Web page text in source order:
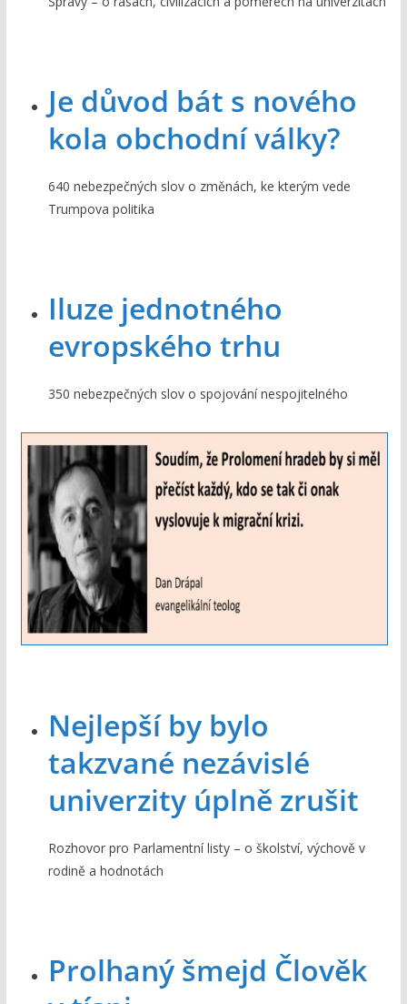
Je důvod bát s nového
kola obchodní války?
640 nebezpečných slov o změnách, ke kterým vede
Trumpova politika
Iluze jednotného
evropského trhu
350 nebezpečných slov o spojování nespojitelného
Nejlepší by bylo
takzvané nezávislé
univerzity úplně zrušit
Rozhovor pro Parlamentní listy – o školství, výchově v
rodině a hodnotách
Prolhaný šmejd Člověk